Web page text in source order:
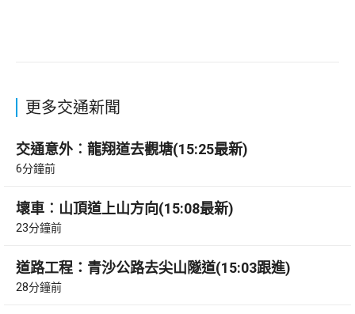
更多交通新聞
交通意外︰龍翔道去觀塘(15:25最新)
6分鐘前
壞車︰山頂道上山方向(15:08最新)
23分鐘前
道路工程：青沙公路去尖山隧道(15:03跟進)
28分鐘前